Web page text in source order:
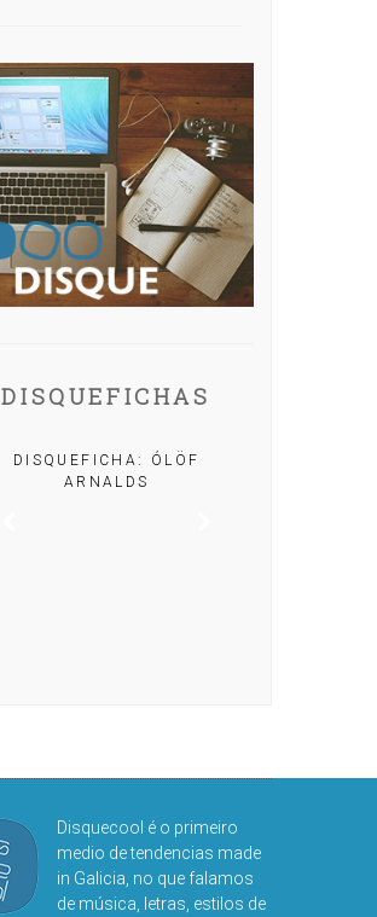
DISQUEFICHAS
DISQUEFICHA: ÓLÖF
ARNALDS